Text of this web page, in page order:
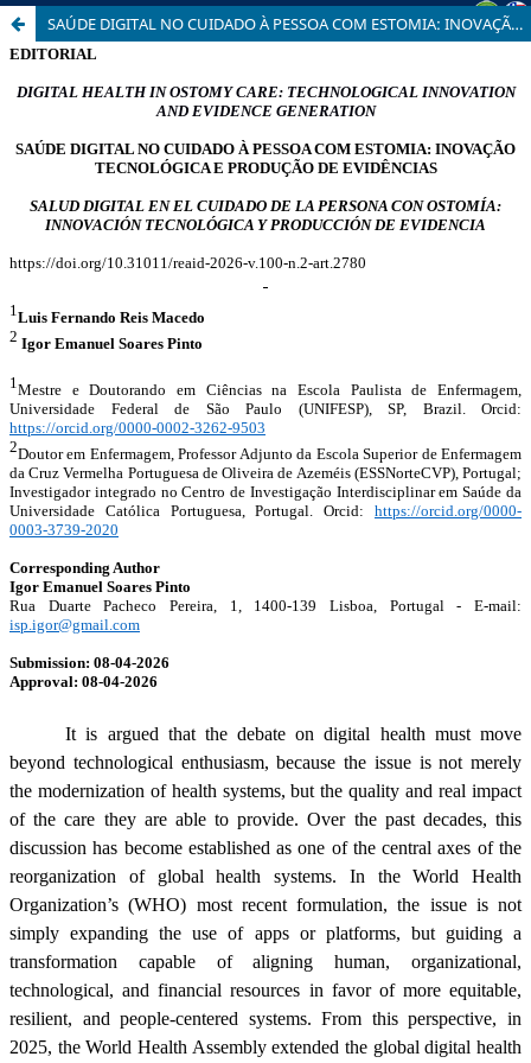
SAÚDE DIGITAL NO CUIDADO À PESSOA COM ESTOMIA: INOVAÇÃO TECNOLÓGICA E PRODUÇÃO DE EVIDÊNCIAS